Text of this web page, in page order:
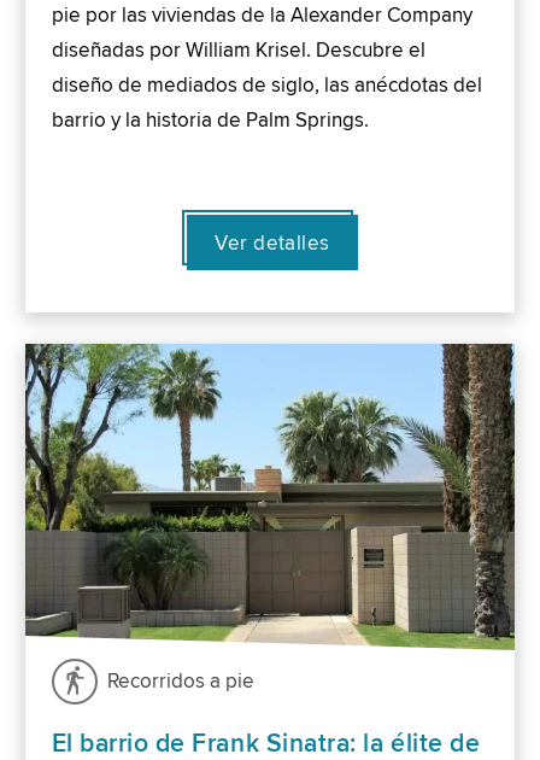
pie por las viviendas de la Alexander Company
diseñadas por William Krisel. Descubre el
diseño de mediados de siglo, las anécdotas del
barrio y la historia de Palm Springs.
Ver detalles
Recorridos a pie
El barrio de Frank Sinatra: la élite de